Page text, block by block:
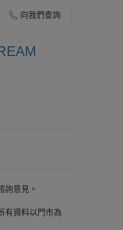
向我們查詢
詢意見。
有資料以門市為